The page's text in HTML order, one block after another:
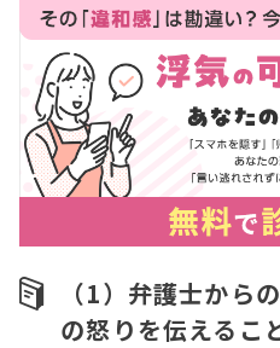
（1）弁護士から
の怒りを伝えるこ